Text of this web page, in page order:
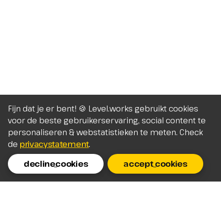
Fijn dat je er bent! 🍪 Level.works gebruikt cookies
voor de beste gebruikerservaring, social content te
personaliseren & webstatistieken te meten. Check
de privacystatement.
decline_cookies
accept_cookies